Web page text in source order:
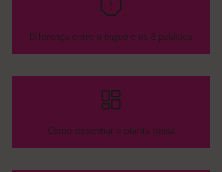
Diferença entre o baguá e os 8 palácios
Como desenhar a planta baixa